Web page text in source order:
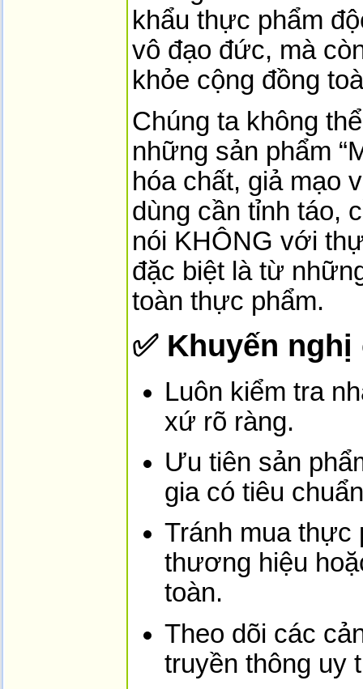
khẩu thực phẩm
vô đạo đức, mà
khỏe cộng đồng
Chúng ta không
những sản phẩm
hóa chất, giả mạo
dùng cần tỉnh táo,
nói KHÔNG với
đặc biệt là từ
toàn thực phẩm.
✅ Khuyến
Luôn kiểm tra
xứ rõ ràng.
Ưu tiên sản
gia có tiêu
Tránh mua thực
thương hiệu
toàn.
Theo dõi các
truyền thông uy